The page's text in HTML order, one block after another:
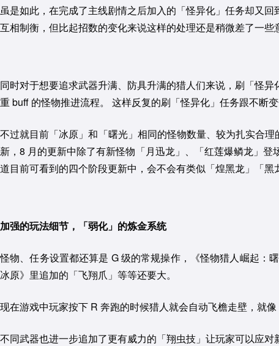
虽是如此，在完成了主线剧情之后加入的「怪异化」任务却又
互相制衡，但比起招数的变化来说这样的处理还是稍微差了一些
同时对于想要追求武器升满、防具升满的猎人们来说，刷「怪
重 buff 的怪物推进流程。 这样反复的刷「怪异化」任务跟不断
不过就目前「冰原」和「曙光」相同的怪物数量、较为扎实合
新，8 月的更新中除了有新怪物「月迅龙」、「红莲爆鳞龙」
道目前可看到的四个阶段更新中，会不会有类似「煌黑龙」「黑
加强的玩法细节，「弱化」的炼金系统
怪物、任务设置都还算是 G 级的常规操作，《怪物猎人崛起：
冰原》里追加的「飞翔爪」等等还要大。
现在游戏中玩家按下 R 奔跑的时候猎人就会自动飞檐走壁，就
不同武器也进一步追加了更有威力的「翔虫技」让玩家可以应